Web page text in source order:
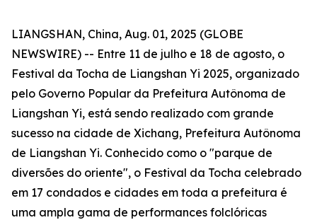
LIANGSHAN, China, Aug. 01, 2025 (GLOBE
NEWSWIRE) -- Entre 11 de julho e 18 de agosto, o
Festival da Tocha de Liangshan Yi 2025, organizado
pelo Governo Popular da Prefeitura Autônoma de
Liangshan Yi, está sendo realizado com grande
sucesso na cidade de Xichang, Prefeitura Autônoma
de Liangshan Yi. Conhecido como o "parque de
diversões do oriente", o Festival da Tocha celebrado
em 17 condados e cidades em toda a prefeitura é
uma ampla gama de performances folclóricas